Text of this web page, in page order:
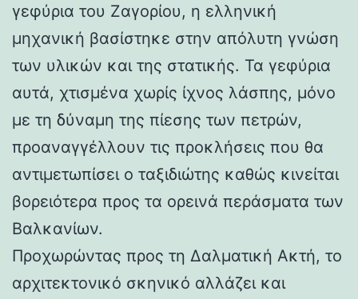
γεφύρια του Ζαγορίου, η ελληνική
μηχανική βασίστηκε στην απόλυτη γνώση
των υλικών και της στατικής. Τα γεφύρια
αυτά, χτισμένα χωρίς ίχνος λάσπης, μόνο
με τη δύναμη της πίεσης των πετρών,
προαναγγέλλουν τις προκλήσεις που θα
αντιμετωπίσει ο ταξιδιώτης καθώς κινείται
βορειότερα προς τα ορεινά περάσματα των
Βαλκανίων.
Προχωρώντας προς τη Δαλματική Ακτή, το
αρχιτεκτονικό σκηνικό αλλάζει και